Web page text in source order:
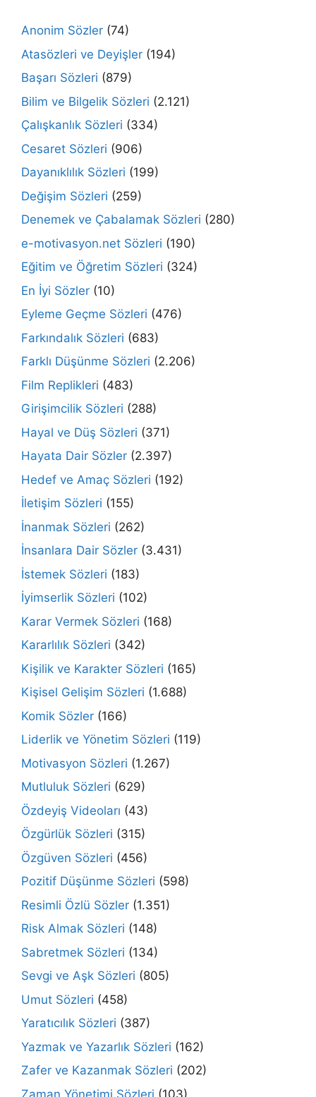
Anonim Sözler (74)
Atasözleri ve Deyişler (194)
Başarı Sözleri (879)
Bilim ve Bilgelik Sözleri (2.121)
Çalışkanlık Sözleri (334)
Cesaret Sözleri (906)
Dayanıklılık Sözleri (199)
Değişim Sözleri (259)
Denemek ve Çabalamak Sözleri (280)
e-motivasyon.net Sözleri (190)
Eğitim ve Öğretim Sözleri (324)
En İyi Sözler (10)
Eyleme Geçme Sözleri (476)
Farkındalık Sözleri (683)
Farklı Düşünme Sözleri (2.206)
Film Replikleri (483)
Girişimcilik Sözleri (288)
Hayal ve Düş Sözleri (371)
Hayata Dair Sözler (2.397)
Hedef ve Amaç Sözleri (192)
İletişim Sözleri (155)
İnanmak Sözleri (262)
İnsanlara Dair Sözler (3.431)
İstemek Sözleri (183)
İyimserlik Sözleri (102)
Karar Vermek Sözleri (168)
Kararlılık Sözleri (342)
Kişilik ve Karakter Sözleri (165)
Kişisel Gelişim Sözleri (1.688)
Komik Sözler (166)
Liderlik ve Yönetim Sözleri (119)
Motivasyon Sözleri (1.267)
Mutluluk Sözleri (629)
Özdeyiş Videoları (43)
Özgürlük Sözleri (315)
Özgüven Sözleri (456)
Pozitif Düşünme Sözleri (598)
Resimli Özlü Sözler (1.351)
Risk Almak Sözleri (148)
Sabretmek Sözleri (134)
Sevgi ve Aşk Sözleri (805)
Umut Sözleri (458)
Yaratıcılık Sözleri (387)
Yazmak ve Yazarlık Sözleri (162)
Zafer ve Kazanmak Sözleri (202)
Zaman Yönetimi Sözleri (103)